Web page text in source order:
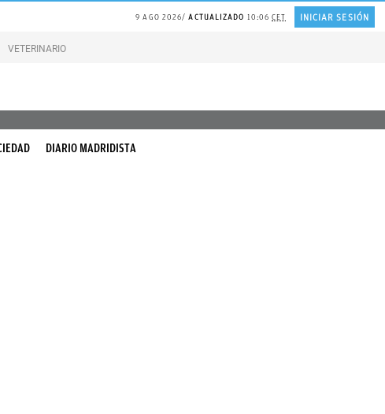
9 AGO 2026 ACTUALIZADO 10:06CET INICIAR SESIÓN
VETERINARIO gatos
DIARIO MADRIDISTA